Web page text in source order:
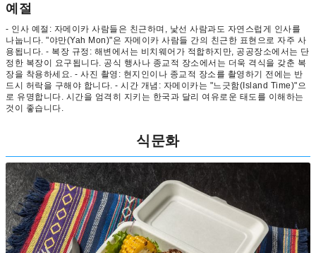
예절
- 인사 예절: 자메이카 사람들은 친근하며, 낯선 사람과도 자연스럽게 인사를
나눕니다. "야만(Yah Mon)"은 자메이카 사람들 간의 친근한 표현으로 자주 사
용됩니다. - 복장 규정: 해변에서는 비치웨어가 적합하지만, 공공장소에서는 단
정한 복장이 요구됩니다. 공식 행사나 종교적 장소에서는 더욱 격식을 갖춘 복
장을 착용하세요. - 사진 촬영: 현지인이나 종교적 장소를 촬영하기 전에는 반
드시 허락을 구해야 합니다. - 시간 개념: 자메이카는 "느긋함(Island Time)"으
로 유명합니다. 시간을 엄격히 지키는 한국과 달리 여유로운 태도를 이해하는
것이 좋습니다.
식문화